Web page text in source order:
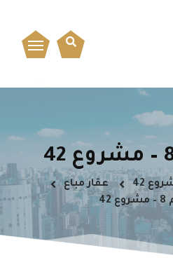
42
عقار مباع